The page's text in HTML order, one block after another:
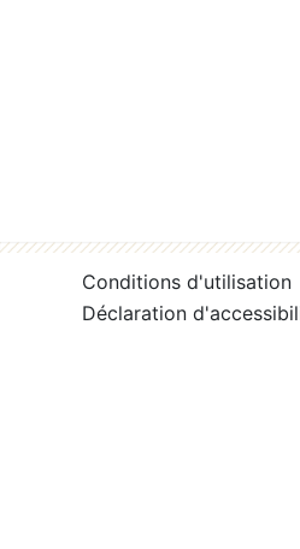
Conditions d'utilisation
Déclaration